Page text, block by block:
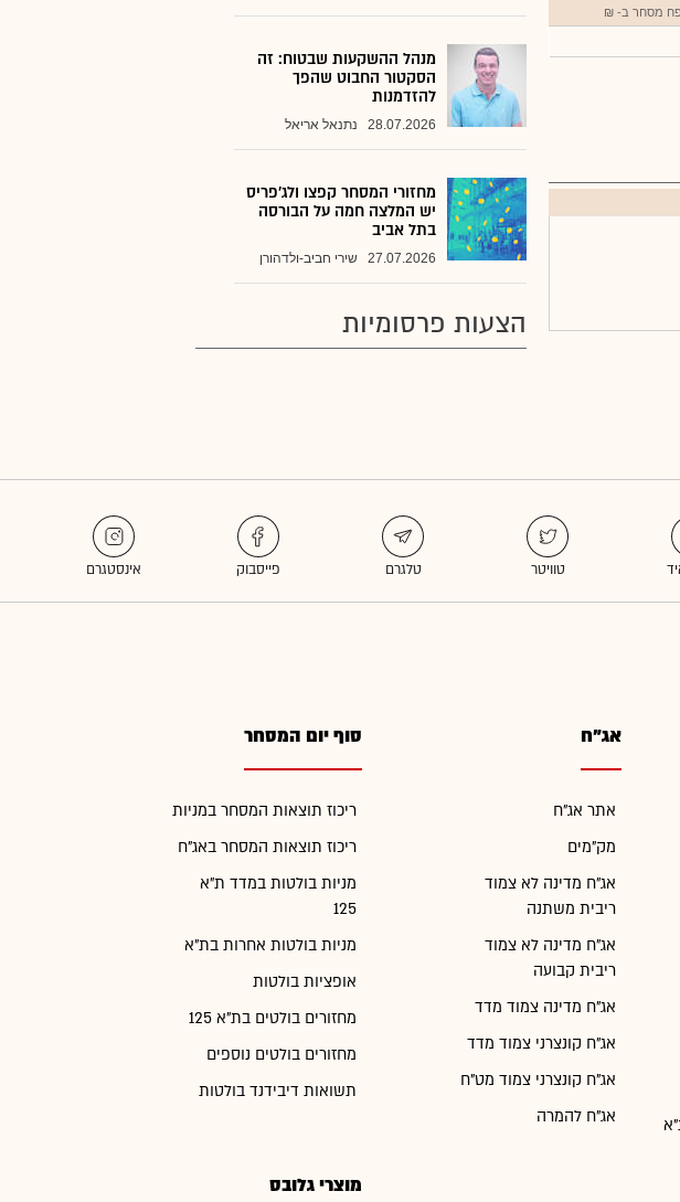
מסחר ב- ₪
מנהל ההשקעות שבטוח: זה
הסקטור החבוט שהפך
להזדמנות
28.07.2026 נתנאל אריאל
מחזורי המסחר קפצו ולג'פריס
יש המלצה חמה על הבורסה
בתל אביב
27.07.2026 שירי חביב-ולדהורן
הצעות פרסומיות
אג"ח
אתר אג"ח
מק"מים
אג"ח מדינה לא צמוד
ריבית משתנה
אג"ח מדינה לא צמוד
ריבית קבועה
אג"ח מדינה צמוד מדד
אג"ח קונצרני צמוד מדד
אג"ח קונצרני צמוד מט"ח
אג"ח להמרה
סוף יום המסחר
ריכוז תוצאות המסחר במניות
ריכוז תוצאות המסחר באג"ח
מניות בולטות במדד ת"א
125
מניות בולטות אחרות בת"א
אופציות בולטות
מחזורים בולטים בת"א 125
מחזורים בולטים נוספים
תשואות דיבידנד בולטות
מוצרי גלובס